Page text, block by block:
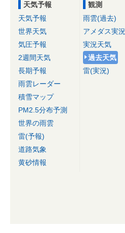
天気予報
天気予報
世界天気
気圧予報
2週間天気
長期予報
雨雲レーダー
積雪マップ
PM2.5分布予測
世界の雨雲
雷(予報)
道路気象
黄砂情報
観測
雨雲(過去)
アメダス実況
実況天気
過去天気
雷(実況)